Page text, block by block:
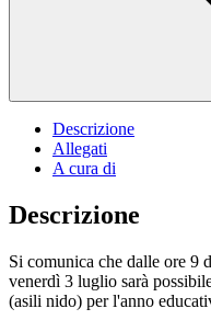
Descrizione
Allegati
A cura di
Descrizione
Si comunica che dalle ore 9
venerdì 3 luglio sarà
(asili nido) per l'anno